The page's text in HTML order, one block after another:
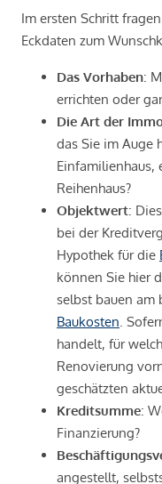
Im ersten Schritt
Eckdaten zum
Das Vorhaben:
errichten oder
Die Art der
das Sie im Auge
Einfamilienhaus,
Reihenhaus?
Objektwert:
bei der
Hypothek für die
können Sie hier
selbst bauen am
Baukosten .
handelt, für
Renovierung
geschätzten
Kreditsumme:
Finanzierung?
angestellt,